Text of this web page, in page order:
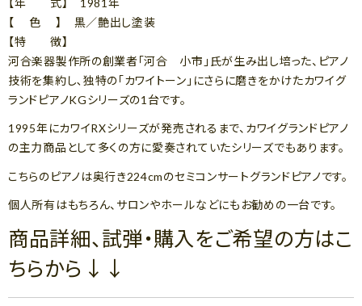
【年 式】 1981年
【 色 】 黒／艶出し塗装
【特 徴】
河合楽器製作所の創業者「河合 小市」氏が生み出し培った、ピアノ
技術を集約し､独特の｢カワイトーン｣にさらに磨きをかけたカワイグ
ランドピアノKGシリーズの1台です。
1995年にカワイRXシリーズが発売されるまで、カワイグランドピアノ
の主力商品として多くの方に愛奏されていたシリーズでもあります。
こちらのピアノは奥行き224cmのセミコンサートグランドピアノです。
個人所有はもちろん、サロンやホールなどにもお勧めの一台です。
商品詳細、試弾・購入をご希望の方はこ
ちらから↓↓